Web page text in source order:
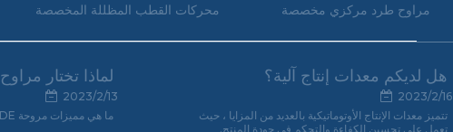
مراوح طرد مركزي مخصصة محركات القطب المظللة المخصصة
هل لديكم معدات إنتاج آلية؟
2023/2/16
تتميز معدات الإنتاج الأوتوماتيكية بالعديد من المزايا ، حيث
تعمل على تحسين الكفاءة والتحكم في جودة المنتج.
لماذا تختار مراوح YADE؟
2023/2/13
ما هي مميزات مروحة YADE؟ ما هي مميزات المنتج؟